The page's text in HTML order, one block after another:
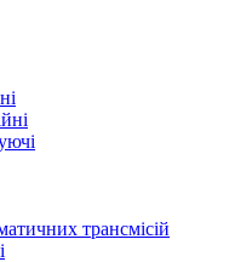
трансмісій